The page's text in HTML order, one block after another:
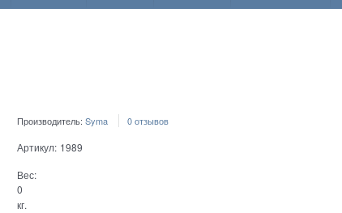
Производитель: Syma 0 отзывов
Артикул: 1989
Вес:
0
кг.